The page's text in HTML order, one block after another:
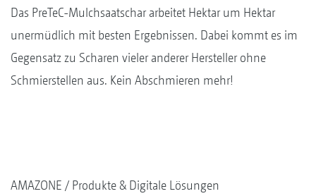
Das PreTeC-Mulchsaatschar arbeitet Hektar um Hektar
unermüdlich mit besten Ergebnissen. Dabei kommt es im
Gegensatz zu Scharen vieler anderer Hersteller ohne
Schmierstellen aus. Kein Abschmieren mehr!
AMAZONE
Produkte & Digitale Lösungen